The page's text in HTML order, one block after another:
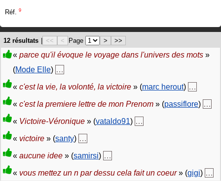
Réf. 9
12 résultats << < Page > >>
« parce qu'il évoque le voyage dans l'univers des mots »
(Mode Elle) …
« c'est la vie, la volonté, la victoire » (marc herout) …
« c'est la premiere lettre de mon Prenom » (passiflore) …
« Victoire-Véronique » (vataldo91) …
« victoire » (santy) …
« aucune idee » (samirsi) …
« vous mettez un n par dessu cela fait un coeur» (gigi) …